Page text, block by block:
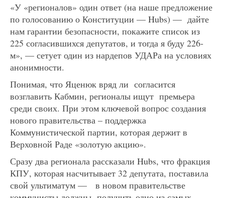
«У «регионалов» один ответ (на наше предложение
по голосованию о Конституции — Hubs) — дайте
нам гарантии безопасности, покажите список из
225 согласившихся депутатов, и тогда я буду 226-
м», — сетует один из нардепов УДАРа на условиях
анонимности.
Понимая, что Яценюк вряд ли согласится
возглавить Кабмин, регионалы ищут премьера
среди своих. При этом ключевой вопрос создания
нового правительства – поддержка
Коммунистической партии, которая держит в
Верховной Раде «золотую акцию».
Сразу два регионала рассказали Hubs, что фракция
КПУ, которая насчитывает 32 депутата, поставила
свой ультиматум — в новом правительстве